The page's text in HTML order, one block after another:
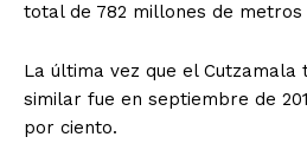
total de 782 millones de metros
La última vez que el Cutzamala
similar fue en septiembre de
por ciento.